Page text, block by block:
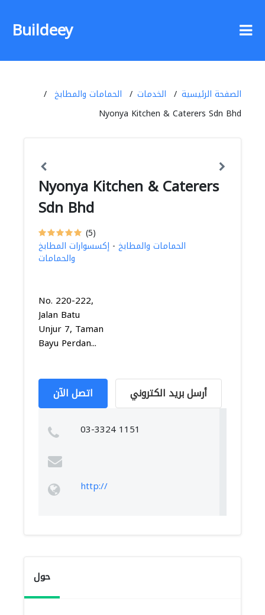
Buildeey
الصفحة الرئيسية الخدمات
الحمامات والمطابخ
Nyonya Kitchen & Caterers Sdn Bhd
Nyonya Kitchen & Caterers
Sdn Bhd
(5)
الحمامات والمطابخ - إكسسوارات المطابخ
والحمامات
No. 220-222,
Jalan Batu
Unjur 7, Taman
Bayu Perdan...
اتصل الآن أرسل بريد الكتروني
03-3324 1151
http://
حول